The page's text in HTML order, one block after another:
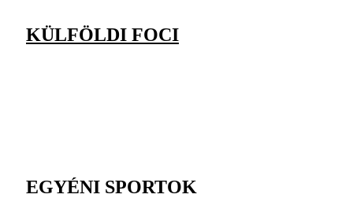
KÜLFÖLDI FOCI
EGYÉNI SPORTOK